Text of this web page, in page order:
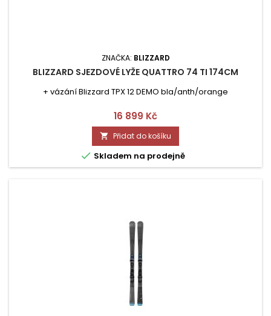
ZNAČKA: BLIZZARD
BLIZZARD SJEZDOVÉ LYŽE QUATTRO 74 TI 174CM
+ vázání Blizzard TPX 12 DEMO bla/anth/orange
Cena
16 899 Kč
 Přidat do košíku
 Skladem na prodejně